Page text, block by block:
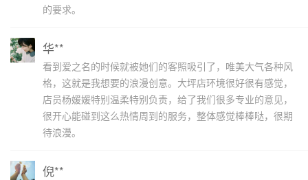
的要求。
华**
看到爱之名的时候就被她们的客照吸引了，唯美大气各种风
格，这就是我想要的浪漫创意。大坪店环境很好很有感觉，
店员杨媛媛特别温柔特别负责，给了我们很多专业的意见，
很开心能碰到这么热情周到的服务，整体感觉棒棒哒，很期
待浪漫。
倪**